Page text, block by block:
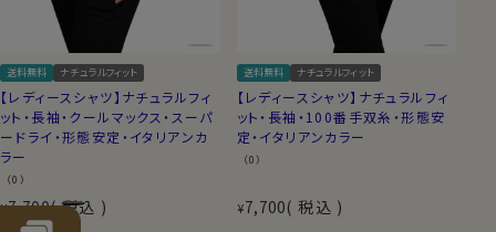
送料無料 ナチュラルフィット
【レディースシャツ】ナチュラルフィ
ット・長袖・クールマックス・スーパ
ードライ・形態安定・イタリアンカ
ラー
（0）
¥7,700 税込
送料無料 ナチュラルフィット
【レディースシャツ】ナチュラルフィ
ット・長袖・100番手双糸・形態安
定・イタリアンカラー
（0）
¥7,700 税込